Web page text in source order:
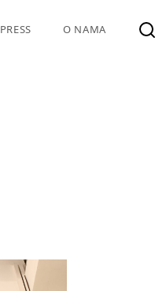
PRESS O NAMA